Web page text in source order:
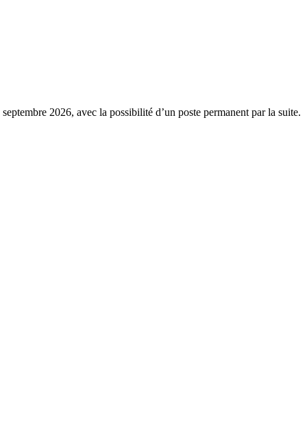
2026, avec la possibilité d’un poste permanent par la suite.